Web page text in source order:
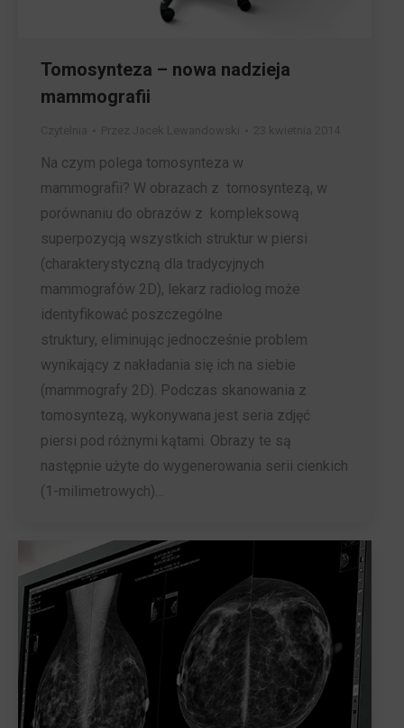
Tomosynteza – nowa nadzieja
mammografii
Na czym polega tomosynteza w
mammografii? W obrazach z tomosyntezą, w
porównaniu do obrazów z kompleksową
superpozycją wszystkich struktur w piersi
(charakterystyczną dla tradycyjnych
mammografów 2D), lekarz radiolog może
identyfikować poszczególne
struktury, eliminując jednocześnie problem
wynikający z nakładania się ich na siebie
(mammografy 2D). Podczas skanowania z
tomosyntezą, wykonywana jest seria zdjęć
piersi pod różnymi kątami. Obrazy te są
następnie użyte do wygenerowania serii cienkich
(1-milimetrowych)…